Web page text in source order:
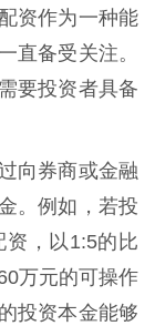
资作为一种能
直备受关注。
要投资者具备
向券商或金融
。例如，若投
，以1:5的比
万元的可操作
投资本金能够